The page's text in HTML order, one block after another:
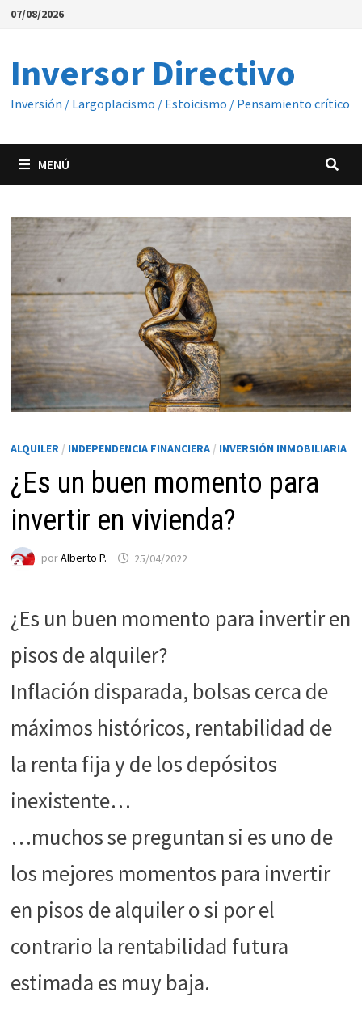
Saltar
07/08/2026
Inversor Directivo
Inversión / Largoplacismo / Estoicismo / Pensamiento crítico
MENÚ
ALQUILER/ INDEPENDENCIA FINANCIERA/ INVERSIÓN INMOBILIARIA
¿Es un buen momento para
invertir en vivienda?
porAlberto P. 25/04/2022
¿Es un buen momento para invertir en
pisos de alquiler?
Inflación disparada, bolsas cerca de
máximos históricos, rentabilidad de
la renta fija y de los depósitos
inexistente…
…muchos se preguntan si es uno de
los mejores momentos para invertir
en pisos de alquiler o si por el
contrario la rentabilidad futura
estimada es muy baja.
cookies no
opcionales.
necesarias
funcione la
Estadísticas
podamos
funcionalidad
y estructura
de la web, en
base a cómo
se usa la web.